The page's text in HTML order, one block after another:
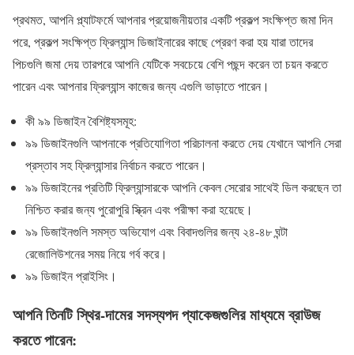
প্রথমত, আপনি প্ল্যাটফর্মে আপনার প্রয়োজনীয়তার একটি প্রকল্প সংক্ষিপ্ত জমা দিন
পরে, প্রকল্প সংক্ষিপ্ত ফ্রিল্যান্স ডিজাইনারের কাছে প্রেরণ করা হয় যারা তাদের
পিচগুলি জমা দেয় তারপরে আপনি যেটিকে সবচেয়ে বেশি পছন্দ করেন তা চয়ন করতে
পারেন এবং আপনার ফ্রিল্যান্স কাজের জন্য এগুলি ভাড়াতে পারেন।
কী ৯৯ ডিজাইন বৈশিষ্ট্যসমূহ:
৯৯ ডিজাইনগুলি আপনাকে প্রতিযোগিতা পরিচালনা করতে দেয় যেখানে আপনি সেরা
প্রস্তাব সহ ফ্রিল্যান্সার নির্বাচন করতে পারেন।
৯৯ ডিজাইনের প্রতিটি ফ্রিল্যান্সারকে আপনি কেবল সেরাের সাথেই ডিল করছেন তা
নিশ্চিত করার জন্য পুরোপুরি স্ক্রিন এবং পরীক্ষা করা হয়েছে।
৯৯ ডিজাইনগুলি সমস্ত অভিযোগ এবং বিবাদগুলির জন্য ২৪-৪৮ ঘন্টা
রেজোলিউশনের সময় নিয়ে গর্ব করে।
৯৯ ডিজাইন প্রাইসিং।
আপনি তিনটি স্থির-দামের সদস্যপদ প্যাকেজগুলির মাধ্যমে ব্রাউজ
করতে পারেন: